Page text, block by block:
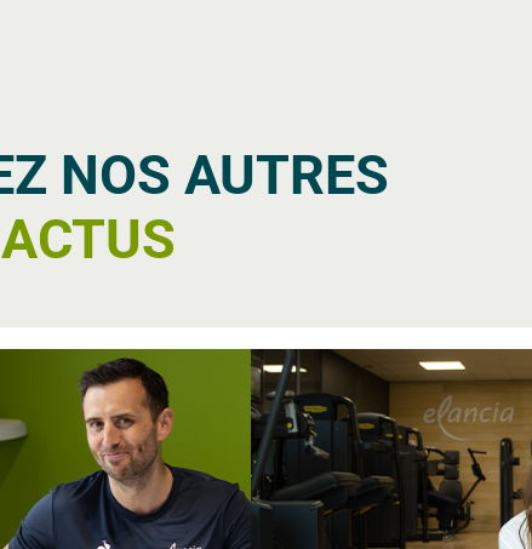
NOS AUTRES